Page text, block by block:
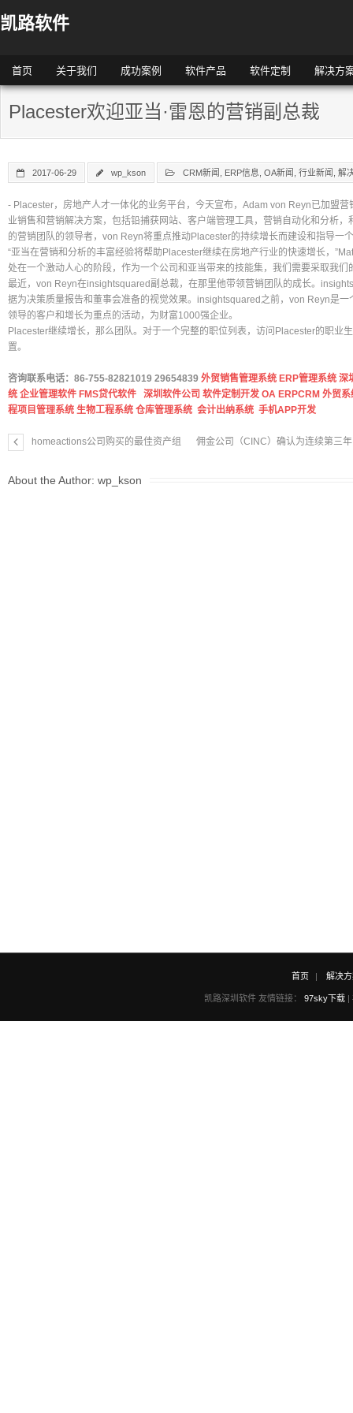
凯路软件
首页 关于我们 成功案例 软件产品 软件定制 解决方
Placester欢迎亚当·雷恩的营销副总裁
2017-06-29 wp_kson CRM新闻 ERP信息 OA新闻 行业新闻 解
- Placester，房地产人才一体化的业务平台，今天宣布，Adam von Reyn已加盟
业销售和营销解决方案，包括铅捕获网站、客户端管理工具，营销自动化和分析
的营销团队的领导者，von Reyn将重点推动Placester的持续增长而建设和指导一
“亚当在营销和分析的丰富经验将帮助Placester继续在房地产行业的快速增长，
处在一个激动人心的阶段，作为一个公司和亚当带来的技能集，我们需要采取我们
最近，von Reyn在insightsquared副总裁，在那里他带领营销团队的成长。
据为决策质量报告和董事会准备的视觉效果。insightsquared之前，von Reyn是
领导的客户和增长为重点的活动，为财富1000强企业。
Placester继续增长，那么团队。对于一个完整的职位列表，访问Placester的职业
置。
咨询联系电话：86-755-82821019 29654839 外贸销售管理系统 ERP管理系统 深
统 企业管理软件 FMS贷代软件 深圳软件公司 软件定制开发 OA ERPCRM 外贸
程项目管理系统 生物工程系统 仓库管理系统 会计出纳系统 手机APP开发
homeactions公司购买的最佳资产组 佣金公司（CINC）确认为连续第三
About the Author: wp_kson
首页 解决
凯路深圳软件 友情链接： 97sky下载 |